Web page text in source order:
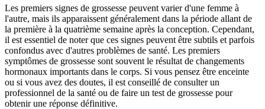
Les premiers signes de grossesse peuvent varier d'une femme à
l'autre, mais ils apparaissent généralement dans la période allant de
la première à la quatrième semaine après la conception. Cependant,
il est essentiel de noter que ces signes peuvent être subtils et parfois
confondus avec d'autres problèmes de santé. Les premiers
symptômes de grossesse sont souvent le résultat de changements
hormonaux importants dans le corps. Si vous pensez être enceinte
ou si vous avez des doutes, il est conseillé de consulter un
professionnel de la santé ou de faire un test de grossesse pour
obtenir une réponse définitive.